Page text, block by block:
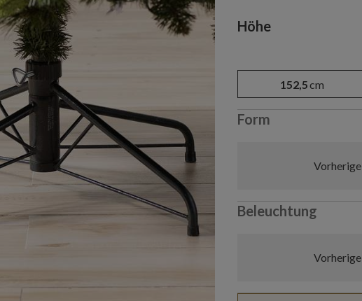
Variant selection
Höhe
152,5cm
Form
Beleuchtung